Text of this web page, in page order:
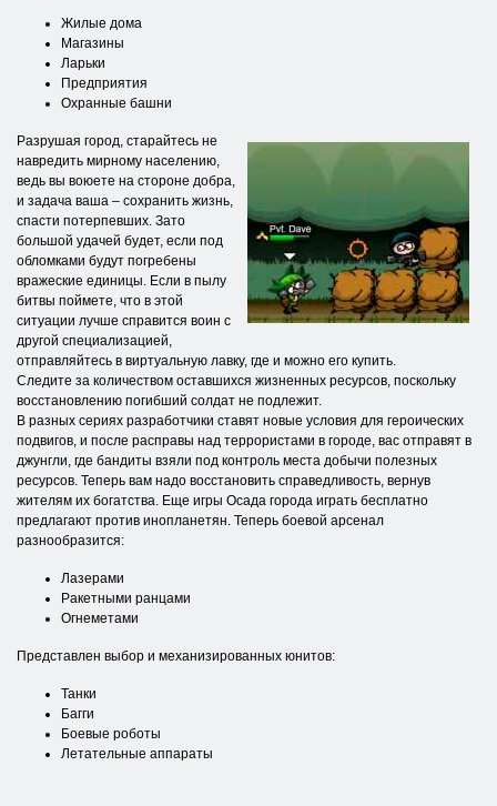
Жилые дома
Магазины
Ларьки
Предприятия
Охранные башни
Разрушая город, старайтесь не
навредить мирному населению,
ведь вы воюете на стороне добра,
и задача ваша – сохранить жизнь,
спасти потерпевших. Зато
большой удачей будет, если под
обломками будут погребены
вражеские единицы. Если в пылу
битвы поймете, что в этой
ситуации лучше справится воин с
другой специализацией,
отправляйтесь в виртуальную лавку, где и можно его купить.
Следите за количеством оставшихся жизненных ресурсов, поскольку
восстановлению погибший солдат не подлежит.
В разных сериях разработчики ставят новые условия для героических
подвигов, и после расправы над террористами в городе, вас отправят в
джунгли, где бандиты взяли под контроль места добычи полезных
ресурсов. Теперь вам надо восстановить справедливость, вернув
жителям их богатства. Еще игры Осада города играть бесплатно
предлагают против инопланетян. Теперь боевой арсенал
разнообразится:
Лазерами
Ракетными ранцами
Огнеметами
Представлен выбор и механизированных юнитов:
Танки
Багги
Боевые роботы
Летательные аппараты